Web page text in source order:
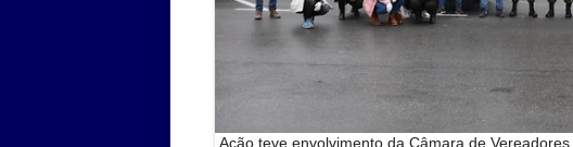
Ação teve envolvimento da Câmara de